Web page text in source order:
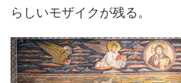
らしいモザイクが残る。